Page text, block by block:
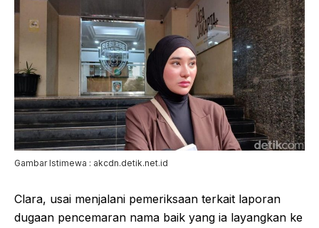
Gambar Istimewa : akcdn.detik.net.id
Clara, usai menjalani pemeriksaan terkait laporan
dugaan pencemaran nama baik yang ia layangkan ke